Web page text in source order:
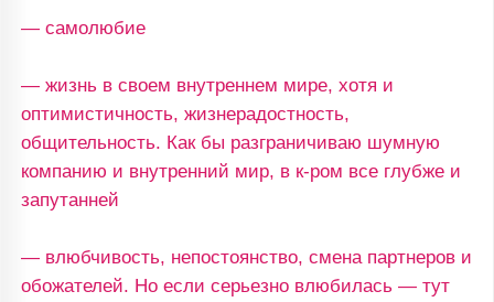
— самолюбие
— жизнь в своем внутреннем мире, хотя и
оптимистичность, жизнерадостность,
общительность. Как бы разграничиваю шумную
компанию и внутренний мир, в к-ром все глубже и
запутанней
— влюбчивость, непостоянство, смена партнеров и
обожателей. Но если серьезно влюбилась — тут